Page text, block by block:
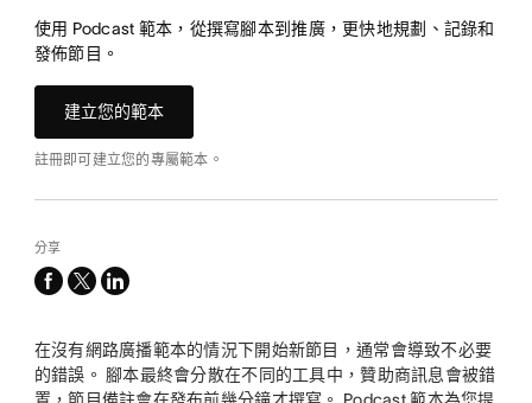
使用 Podcast 範本，從撰寫腳本到推廣，更快地規劃、記錄和
發佈節目。
建立您的範本
註冊即可建立您的專屬範本。
分享
facebook
x-
linkedin
在沒有網路廣播範本的情況下開始新節目，通常會導致不必要
的錯誤。 腳本最終會分散在不同的工具中，贊助商訊息會被錯